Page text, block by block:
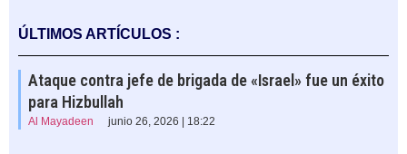
ÚLTIMOS ARTÍCULOS :
Ataque contra jefe de brigada de «Israel» fue un éxito
para Hizbullah
Al Mayadeen junio 26, 2026 | 18:22